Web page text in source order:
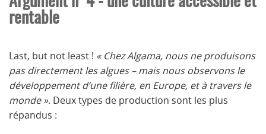
rentable
Last, but not least ! « Chez Algama, nous ne produisons
pas directement les algues – mais nous observons le
développement d’une filière, en Europe, et à travers le
monde ». Deux types de production sont les plus
répandus :